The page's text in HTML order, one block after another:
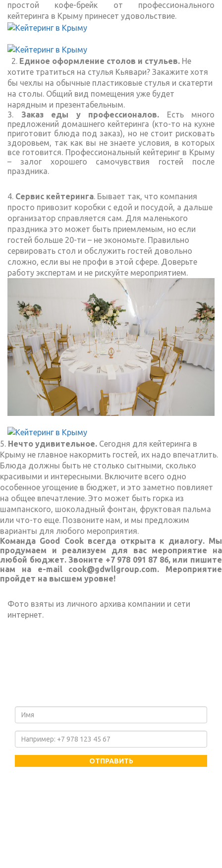
простой кофе-брейк от профессионального
кейтеринга в Крыму принесет удовольствие.
2. Единое оформление столов и стульев. Не
хотите тратиться на стулья Кьявари? Закажите хотя
бы чехлы на обычные пластиковые стулья и скатерти
на столы. Общий вид помещения уже будет
нарядным и презентабельным.
3. Заказ еды у профессионалов. Есть много
предложений домашнего кейтеринга (кто-то на кухне
приготовит блюда под заказ), но не стоит рисковать
здоровьем, так как вы не знаете условия, в которых
все готовится. Профессиональный кейтеринг в Крыму
– залог хорошего самочувствия гостей после
праздника.
4. Сервис кейтеринга. Бывает так, что компания
просто привозит коробки с едой и посудой, а дальше
организатор справляется сам. Для маленького
праздника это может быть приемлемым, но если
гостей больше 20-ти – не экономьте. Правильно
сервировать стол и обслужить гостей довольно
сложно, если вы не профи в этой сфере. Доверьте
работу экспертам и не рискуйте мероприятием.
5. Нечто удивительное. Сегодня для кейтеринга в
Крыму не главное накормить гостей, их надо впечатлить.
Блюда должны быть не столько сытными, сколько
красивыми и интересными. Включите всего одно
особенное угощение в бюджет, и это заметно повлияет
на общее впечатление. Это может быть горка из
шампанского, шоколадный фонтан, фруктовая пальма
или что-то еще. Позвоните нам, и мы предложим
варианты для любого мероприятия.
Команда Good Cook всегда открыта к диалогу. Мы
продумаем и реализуем для вас мероприятие на
любой бюджет. Звоните +7 978 091 87 86, или пишите
нам на e-mail cook@gdwllgroup.com. Мероприятие
пройдет на высшем уровне!
Фото взяты из личного архива компании и сети
интернет.